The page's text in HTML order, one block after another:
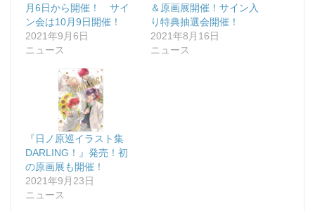
月6日から開催！ サイ
ン会は10月9日開催！
2021年9月6日
ニュース
＆原画展開催！サイン入
り特典抽選会開催！
2021年8月16日
ニュース
『日ノ原巡イラスト集
DARLING！』発売！初
の原画展も開催！
2021年9月23日
ニュース